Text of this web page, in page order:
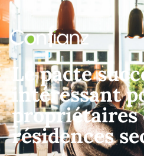
Le pacte
intéressant
propriétaires
résidences